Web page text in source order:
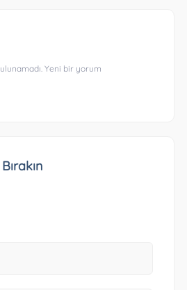
Yeni bir yorum